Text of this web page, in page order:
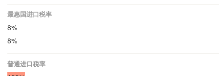
最惠国进口税率
8%
8%
普通进口税率